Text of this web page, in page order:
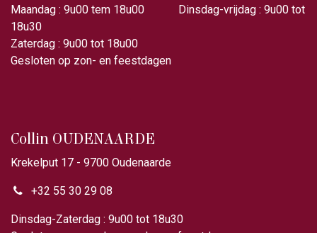
Maandag : 9u00 tem 18u00 Dinsdag-vrijdag : 9u00 tot
18u30
Zaterdag : 9u00 tot 18u00
Gesloten op zon- en feestdagen
Collin OUDENAARDE
Krekelput 17 - 9700 Oudenaarde
+32 55 30 29 08
Dinsdag-Zaterdag : 9u00 tot 18u30